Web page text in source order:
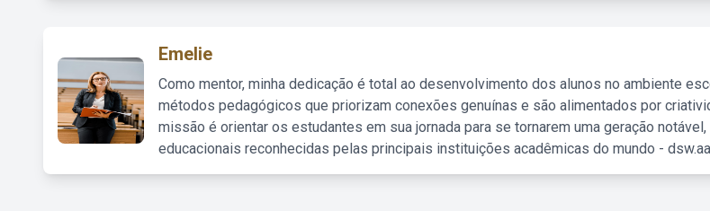
Emelie
Como mentor, minha dedicação é total ao desenvolvimento dos alunos no ambiente
métodos pedagógicos que priorizam conexões genuínas e são alimentados por
missão é orientar os estudantes em sua jornada para se tornarem uma geração
educacionais reconhecidas pelas principais instituições acadêmicas do mundo -